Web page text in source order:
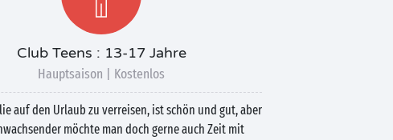
Club Teens : 13-17 Jahre
Hauptsaison | Kostenlos
auf den Urlaub zu verreisen, ist schön und gut, aber
möchte man doch gerne auch Zeit mit